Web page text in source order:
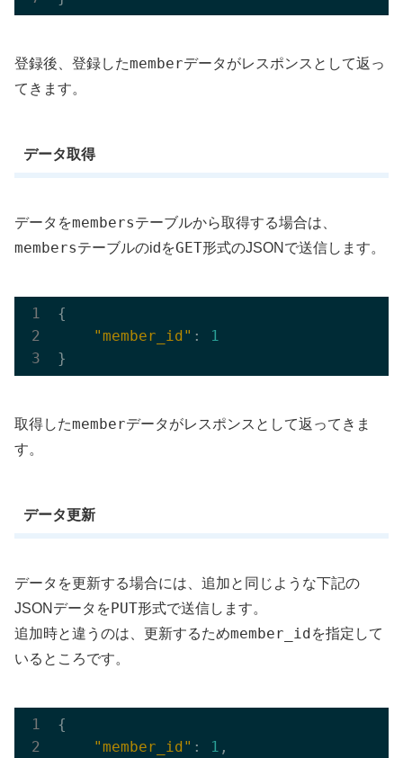
登録後、登録したmemberデータがレスポンスとして返っ
てきます。
データ取得
データをmembersテーブルから取得する場合は、
membersテーブルのidをGET形式のJSONで送信します。
{
"member_id" :
1
取得したmemberデータがレスポンスとして返ってきま
す。
データ更新
データを更新する場合には、追加と同じような下記の
JSONデータをPUT形式で送信します。
追加時と違うのは、更新するためmember_idを指定して
いるところです。
{
"member_id" : 1 ,